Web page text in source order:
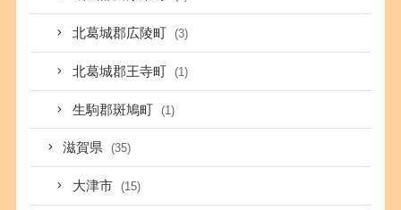
北葛城郡広陵町 (3)
北葛城郡王寺町 (1)
生駒郡斑鳩町 (1)
滋賀県 (35)
大津市 (15)